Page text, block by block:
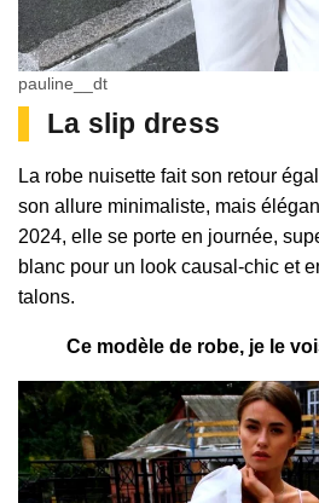
pauline__dt
La slip dress
La robe nuisette fait son retour
son allure minimaliste, mais
2024, elle se porte en journée,
blanc pour un look causal-chic et
talons.
Ce modèle de robe, je le